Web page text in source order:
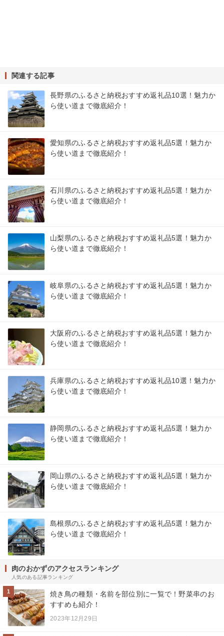
関連する記事
長野県のふるさと納税おすすめ返礼品10選！魅力か
ら使い道まで徹底紹介！
愛知県のふるさと納税おすすめ返礼品5選！魅力か
ら使い道まで徹底紹介！
石川県のふるさと納税おすすめ返礼品5選！魅力か
ら使い道まで徹底紹介！
山梨県のふるさと納税おすすめ返礼品5選！魅力か
ら使い道まで徹底紹介！
岐阜県のふるさと納税おすすめ返礼品5選！魅力か
ら使い道まで徹底紹介！
大阪府のふるさと納税おすすめ返礼品5選！魅力か
ら使い道まで徹底紹介！
兵庫県のふるさと納税おすすめ返礼品10選！魅力か
ら使い道まで徹底紹介！
静岡県のふるさと納税おすすめ返礼品5選！魅力か
ら使い道まで徹底紹介！
岡山県のふるさと納税おすすめ返礼品5選！魅力か
ら使い道まで徹底紹介！
島根県のふるさと納税おすすめ返礼品5選！魅力か
ら使い道まで徹底紹介！
肉のおかずのアクセスランキング
人気のある記事ランキング
1
焼き鳥の種類・名前を部位別に一覧で！野菜串のお
すすめも紹介！
2023年12月29日